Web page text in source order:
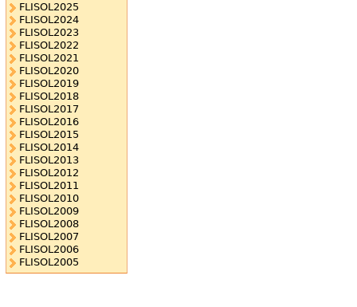
FLISOL2025
FLISOL2024
FLISOL2023
FLISOL2022
FLISOL2021
FLISOL2020
FLISOL2019
FLISOL2018
FLISOL2017
FLISOL2016
FLISOL2015
FLISOL2014
FLISOL2013
FLISOL2012
FLISOL2011
FLISOL2010
FLISOL2009
FLISOL2008
FLISOL2007
FLISOL2006
FLISOL2005